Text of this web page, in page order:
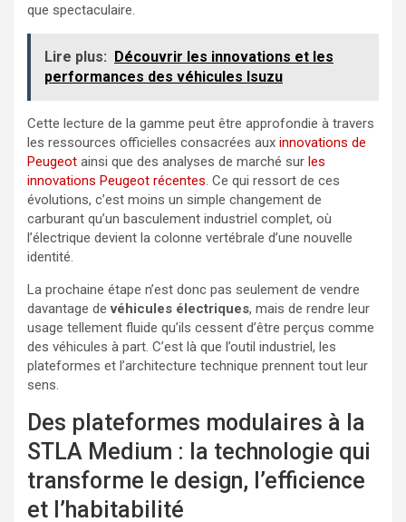
que spectaculaire.
Lire plus: Découvrir les innovations et les
performances des véhicules Isuzu
Cette lecture de la gamme peut être approfondie à travers
les ressources officielles consacrées aux innovations de
Peugeot ainsi que des analyses de marché sur les
innovations Peugeot récentes. Ce qui ressort de ces
évolutions, c’est moins un simple changement de
carburant qu’un basculement industriel complet, où
l’électrique devient la colonne vertébrale d’une nouvelle
identité.
La prochaine étape n’est donc pas seulement de vendre
davantage devéhicules électriques, mais de rendre leur
usage tellement fluide qu’ils cessent d’être perçus comme
des véhicules à part. C’est là que l’outil industriel, les
plateformes et l’architecture technique prennent tout leur
sens.
Des plateformes modulaires à la
STLA Medium : la technologie qui
transforme le design, l’efficience
et l’habitabilité